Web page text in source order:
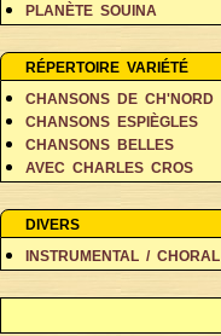
PLANÈTE SOUINA
RÉPERTOIRE VARIÉTÉ
CHANSONS DE CH'NORD
CHANSONS ESPIÈGLES
CHANSONS BELLES
AVEC CHARLES CROS
COIN DES POÈTES E-L
COIN DES POÈTES M-V
DIVERS
INSTRUMENTAL / CHORAL